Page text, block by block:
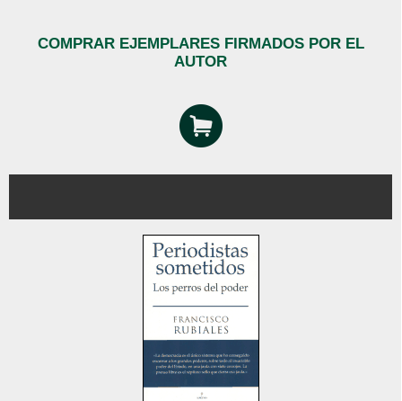
COMPRAR EJEMPLARES FIRMADOS POR EL
AUTOR